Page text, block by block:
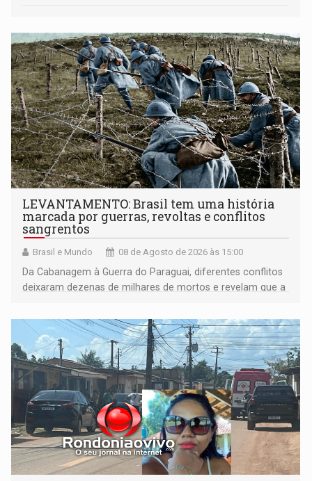
LEVANTAMENTO: Brasil tem uma história
marcada por guerras, revoltas e conflitos
sangrentos
Brasil e Mundo 08 de Agosto de 2026 às 15:00
Da Cabanagem à Guerra do Paraguai, diferentes conflitos
deixaram dezenas de milhares de mortos e revelam que a
territoriais e sociais